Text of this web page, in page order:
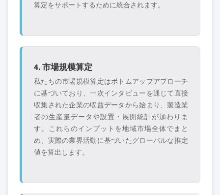
算定をサポートするために統合されます。
4. 市場規模算定
私たちの市場規模算定はボトムアップアプローチ
に基づいており、一次インタビューを通じて直接
収集された企業の収益データから始まり、製造業
者の生産量データや設置・展開統計が加わりま
す。これらのインプットを地域市場全体でまと
め、実際の業界活動に基づいたグローバルな推定
値を算出します。